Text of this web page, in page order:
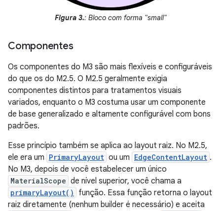
Figura 3.: Bloco com forma "small"
Componentes
Os componentes do M3 são mais flexíveis e configuráveis
do que os do M2.5. O M2.5 geralmente exigia
componentes distintos para tratamentos visuais
variados, enquanto o M3 costuma usar um componente
de base generalizado e altamente configurável com bons
padrões.
Esse princípio também se aplica ao layout raiz. No M2.5,
ele era um PrimaryLayout ou um EdgeContentLayout .
No M3, depois de você estabelecer um único
MaterialScope de nível superior, você chama a
primaryLayout()
função. Essa função retorna o layout
raiz diretamente (nenhum builder é necessário) e aceita